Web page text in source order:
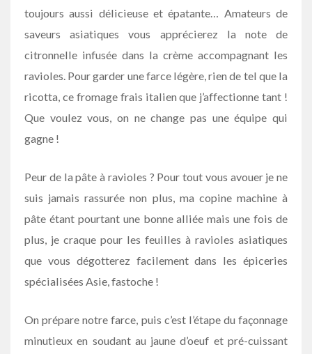
toujours aussi délicieuse et épatante… Amateurs de
saveurs asiatiques vous apprécierez la note de
citronnelle infusée dans la crème accompagnant les
ravioles. Pour garder une farce légère, rien de tel que la
ricotta, ce fromage frais italien que j’affectionne tant !
Que voulez vous, on ne change pas une équipe qui
gagne !
Peur de la pâte à ravioles ? Pour tout vous avouer je ne
suis jamais rassurée non plus, ma copine machine à
pâte étant pourtant une bonne alliée mais une fois de
plus, je craque pour les feuilles à ravioles asiatiques
que vous dégotterez facilement dans les épiceries
spécialisées Asie, fastoche !
On prépare notre farce, puis c’est l’étape du façonnage
minutieux en soudant au jaune d’oeuf et pré-cuissant